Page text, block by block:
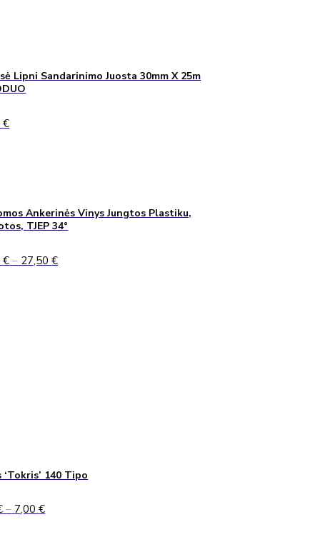
Lipni Sandarinimo Juosta 30mm X 25m
€
Ankerinės Vinys Jungtos Plastiku,
TJEP 34°
€ – 27,50€Price
‘Tokris’ 140 Tipo
– 7,00€Price